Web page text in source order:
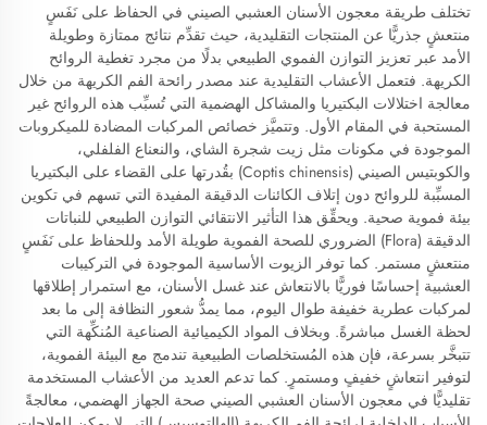
تختلف طريقة معجون الأسنان العشبي الصيني في الحفاظ على نَفَسٍ
منتعشٍ جذريًّا عن المنتجات التقليدية، حيث تقدِّم نتائج ممتازة وطويلة
الأمد عبر تعزيز التوازن الفموي الطبيعي بدلًا من مجرد تغطية الروائح
الكريهة. فتعمل الأعشاب التقليدية عند مصدر رائحة الفم الكريهة من خلال
معالجة اختلالات البكتيريا والمشاكل الهضمية التي تُسبِّب هذه الروائح غير
المستحبة في المقام الأول. وتتميَّز خصائص المركبات المضادة للميكروبات
الموجودة في مكونات مثل زيت شجرة الشاي، والنعناع الفلفلي،
والكوبتيس الصيني (Coptis chinensis) بقُدرتها على القضاء على البكتيريا
المسبِّبة للروائح دون إتلاف الكائنات الدقيقة المفيدة التي تسهم في تكوين
بيئة فموية صحية. ويحقِّق هذا التأثير الانتقائي التوازن الطبيعي للنباتات
الدقيقة (Flora) الضروري للصحة الفموية طويلة الأمد وللحفاظ على نَفَسٍ
منتعشٍ مستمر. كما توفر الزيوت الأساسية الموجودة في التركيبات
العشبية إحساسًا فوريًّا بالانتعاش عند غسل الأسنان، مع استمرار إطلاقها
لمركبات عطرية خفيفة طوال اليوم، مما يمدُّ شعور النظافة إلى ما بعد
لحظة الغسل مباشرةً. وبخلاف المواد الكيميائية الصناعية المُنكِّهة التي
تتبخَّر بسرعة، فإن هذه المُستخلصات الطبيعية تندمج مع البيئة الفموية،
لتوفير انتعاشٍ خفيفٍ ومستمرٍ. كما تدعم العديد من الأعشاب المستخدمة
تقليديًّا في معجون الأسنان العشبي الصيني صحة الجهاز الهضمي، معالجةً